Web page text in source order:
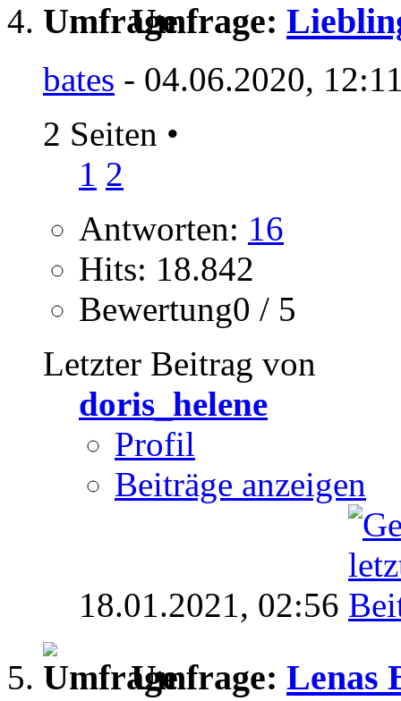
Umfrage:
bates - 04.06.2020,
2 Seiten •
1 2
Antworten: 16
Hits: 18.842
Bewertung0 / 5
Letzter Beitrag von
doris_helene
Profil
Beiträge anzeigen
18.01.2021, 02:56
Umfrage: Lenas